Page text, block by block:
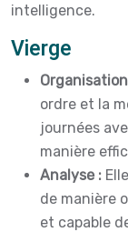
intelligence.
Vierge
ordre et la
journées
manière
Analyse :
de manière
et capable